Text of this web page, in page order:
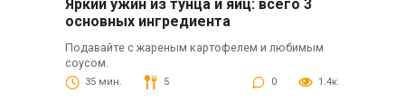
Яркий ужин из тунца и яиц: всего 3
основных ингредиента
Подавайте с жареным картофелем и любимым
соусом.
35 мин. 5 0 1.4к.